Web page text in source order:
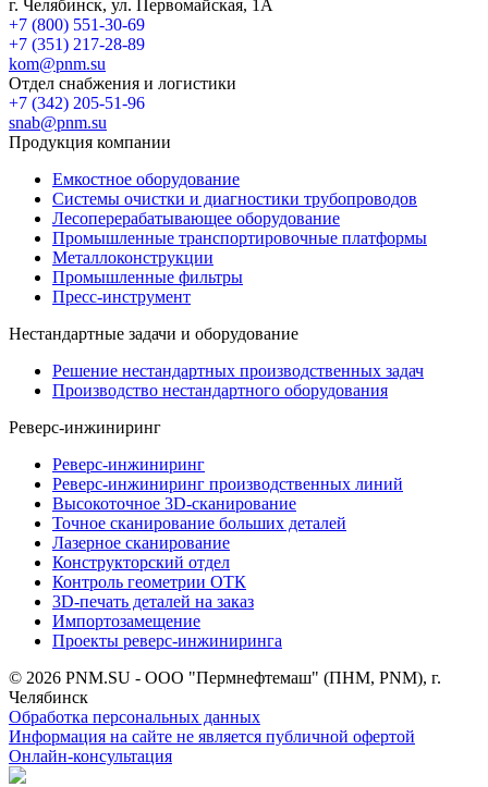
г. Челябинск, ул. Первомайская, 1А
+7 (800) 551-30-69
+7 (351) 217-28-89
kom@pnm.su
Отдел снабжения и логистики
+7 (342) 205-51-96
snab@pnm.su
Продукция компании
Емкостное оборудование
Системы очистки и диагностики трубопроводов
Лесоперерабатывающее оборудование
Промышленные транспортировочные платформы
Металлоконструкции
Промышленные фильтры
Пресс-инструмент
Нестандартные задачи и оборудование
Решение нестандартных производственных задач
Производство нестандартного оборудования
Реверс-инжиниринг
Реверс-инжиниринг
Реверс-инжиниринг производственных линий
Высокоточное 3D-сканирование
Точное сканирование больших деталей
Лазерное сканирование
Конструкторский отдел
Контроль геометрии ОТК
3D-печать деталей на заказ
Импортозамещение
Проекты реверс-инжиниринга
© 2026 PNM.SU - ООО "Пермнефтемаш" (ПНМ, PNM), г.
Челябинск
Обработка персональных данных
Информация на сайте не является публичной офертой
Онлайн-консультация